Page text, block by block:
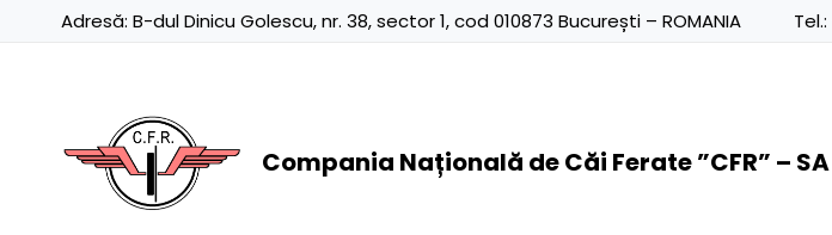
Adresă: B-dul Dinicu Golescu, nr. 38, sector 1, cod 010873 București – ROMANIA Tel.:
Compania Națională de Căi Ferate ”CFR” – SA